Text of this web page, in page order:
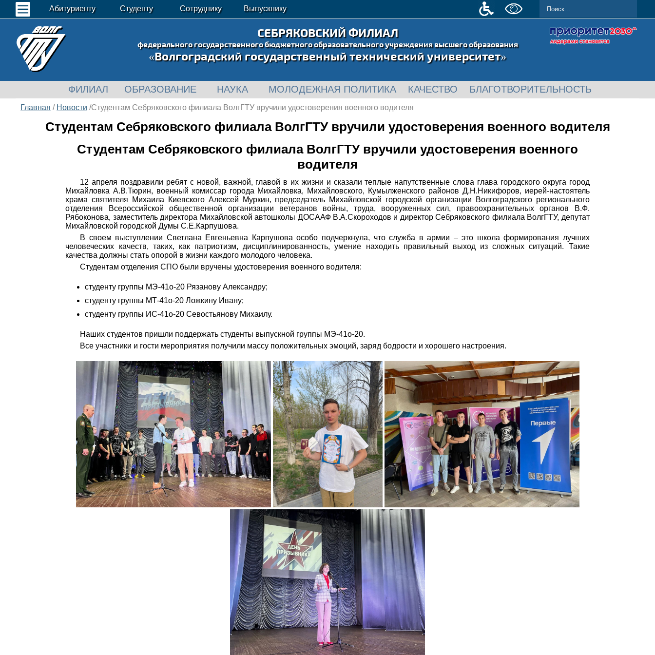
Абитуриенту Студенту Сотруднику Выпускнику
СЕБРЯКОВСКИЙ ФИЛИАЛ
федерального государственного бюджетного образовательного учреждения высшего образования
«Волгоградский государственный технический университет»
ФИЛИАЛ ОБРАЗОВАНИЕ НАУКА МОЛОДЕЖНАЯ ПОЛИТИКА КАЧЕСТВО БЛАГОТВОРИТЕЛЬНОСТЬ
Главная / Новости /Студентам Себряковского филиала ВолгГТУ вручили удостоверения военного водителя
Студентам Себряковского филиала ВолгГТУ вручили удостоверения военного водителя
Студентам Себряковского филиала ВолгГТУ вручили удостоверения военного
водителя
12 апреля поздравили ребят с новой, важной, главой в их жизни и сказали теплые напутственные слова глава городского округа город
Михайловка А.В.Тюрин, военный комиссар города Михайловка, Михайловского, Кумылженского районов Д.Н.Никифоров, иерей-настоятель
храма святителя Михаила Киевского Алексей Муркин, председатель Михайловской городской организации Волгоградского регионального
отделения Всероссийской общественной организации ветеранов войны, труда, вооруженных сил, правоохранительных органов В.Ф.
Рябоконова, заместитель директора Михайловской автошколы ДОСААФ В.А.Скороходов и директор Себряковского филиала ВолгГТУ, депутат
Михайловской городской Думы С.Е.Карпушова.
В своем выступлении Светлана Евгеньевна Карпушова особо подчеркнула, что служба в армии – это школа формирования лучших
человеческих качеств, таких, как патриотизм, дисциплинированность, умение находить правильный выход из сложных ситуаций. Такие
качества должны стать опорой в жизни каждого молодого человека.
Студентам отделения СПО были вручены удостоверения военного водителя:
студенту группы МЭ-41о-20 Рязанову Александру;
студенту группы МТ-41о-20 Ложкину Ивану;
студенту группы ИС-41о-20 Севостьянову Михаилу.
Наших студентов пришли поддержать студенты выпускной группы МЭ-41о-20.
Все участники и гости мероприятия получили массу положительных эмоций, заряд бодрости и хорошего настроения.